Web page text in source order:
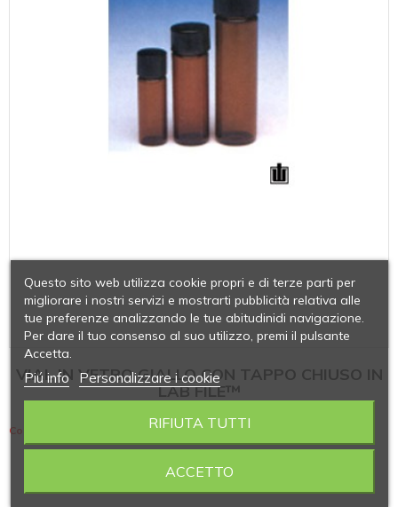
VIAL IN VETRO GIALLO CON TAPPO CHIUSO IN
LAB FILE™
Contiene 3 articoli
Questo sito web utilizza cookie propri e di terze parti per
migliorare i nostri servizi e mostrarti pubblicità relativa alle
tue preferenze analizzando le tue abitudinidi navigazione.
Per dare il tuo consenso al suo utilizzo, premi il pulsante
Accetta.
Piú info Personalizzare i cookie
RIFIUTA TUTTI
ACCETTO